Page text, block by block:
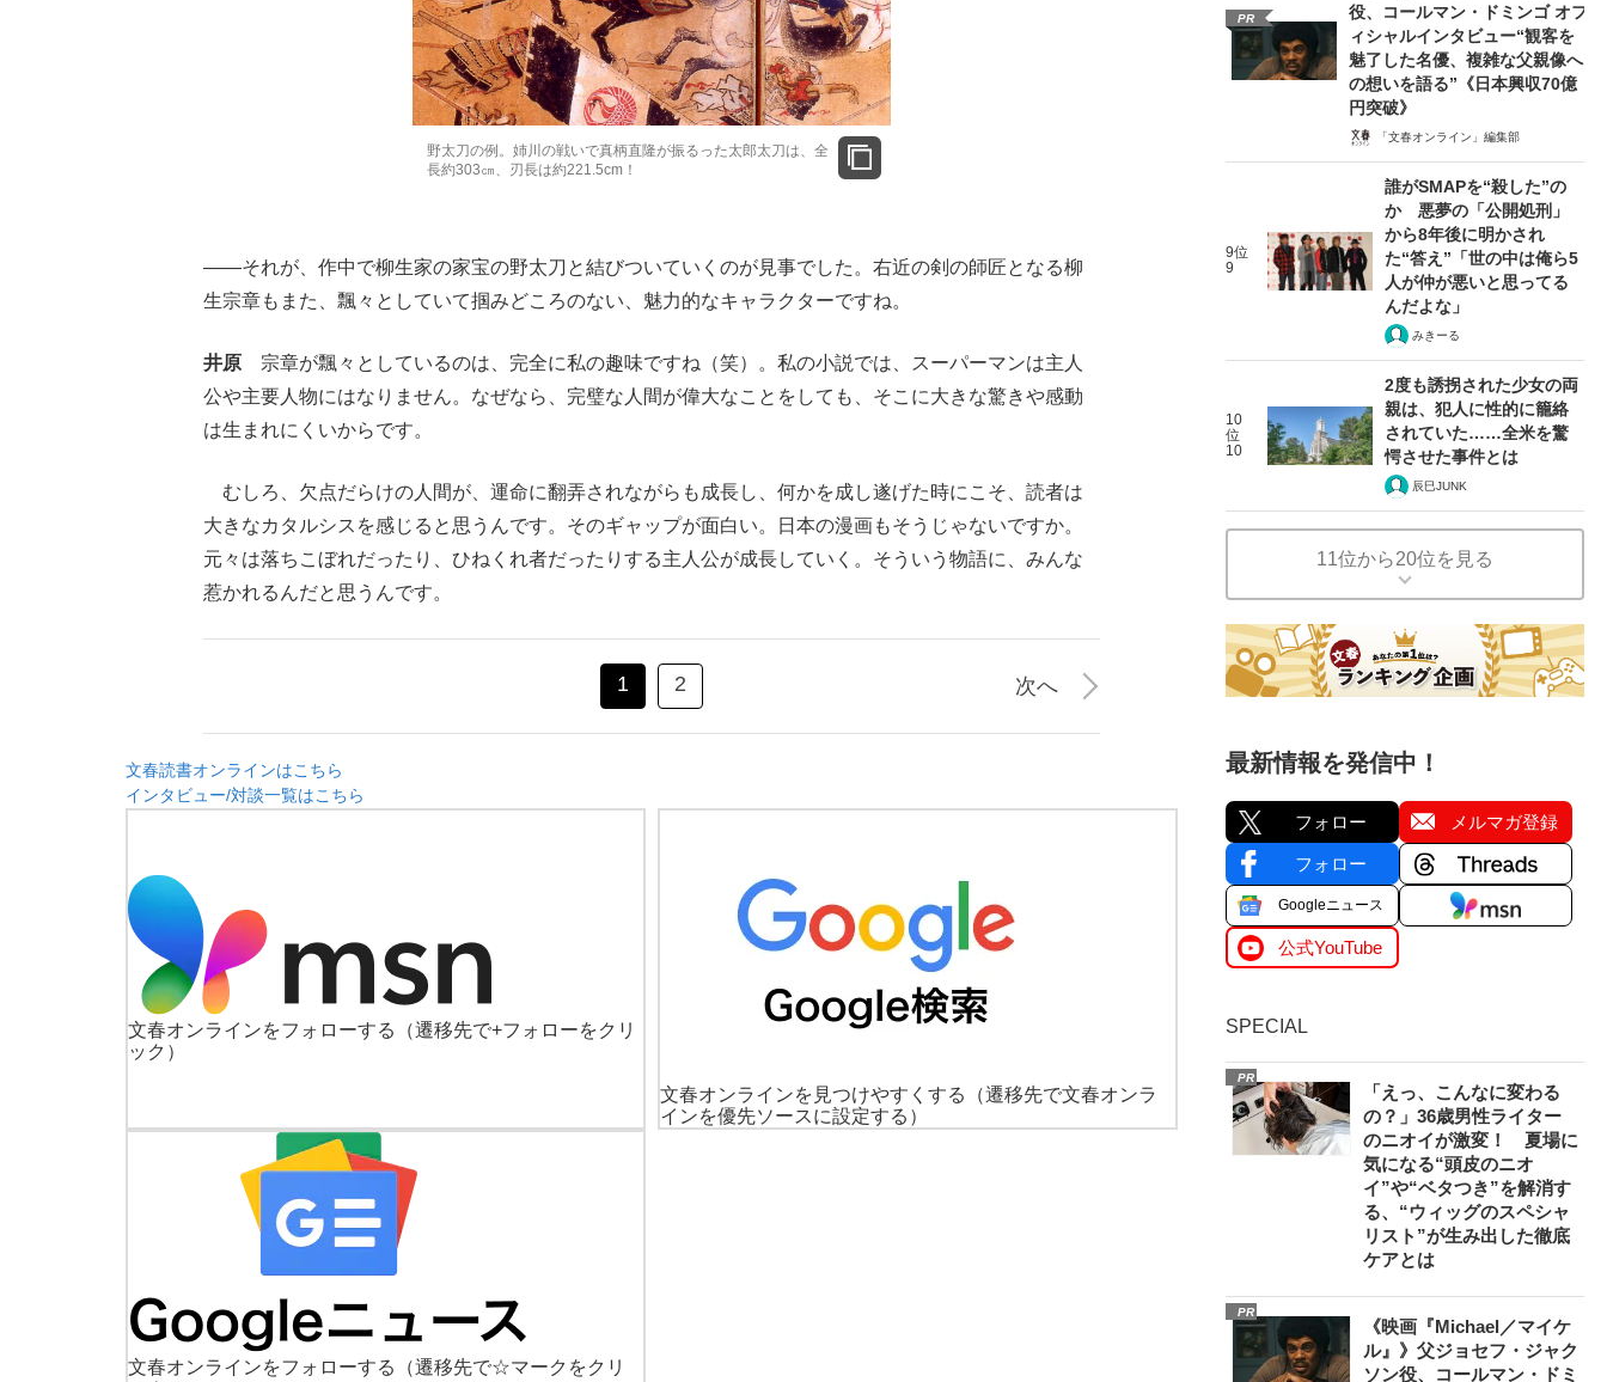
野太刀の例。姉川の戦いで真柄直隆が振るった太郎太刀は、全
長約303㎝、刃長は約221.5cm！
――それが、作中で柳生家の家宝の野太刀と結びついていくのが見事でした。右近の剣の師匠となる柳
生宗章もまた、飄々としていて掴みどころのない、魅力的なキャラクターですね。
井原 宗章が飄々としているのは、完全に私の趣味ですね（笑）。私の小説では、スーパーマンは主人
公や主要人物にはなりません。なぜなら、完璧な人間が偉大なことをしても、そこに大きな驚きや感動
は生まれにくいからです。
むしろ、欠点だらけの人間が、運命に翻弄されながらも成長し、何かを成し遂げた時にこそ、読者は
大きなカタルシスを感じると思うんです。そのギャップが面白い。日本の漫画もそうじゃないですか。
元々は落ちこぼれだったり、ひねくれ者だったりする主人公が成長していく。そういう物語に、みんな
惹かれるんだと思うんです。
1 2 次へ
文春読書オンラインはこちら
インタビュー/対談一覧はこちら
文春オンラインをフォローする
（遷移先で+フォローをクリ
ック）
文春オンラインを見つけやすくする
（遷移先で文春オンラ
インを優先ソースに設定する）
文春オンラインをフォローする
（遷移先で☆マークをクリ
PR
役、コールマン・ドミンゴ オフ
ィシャルインタビュー“観客を
魅了した名優、複雑な父親像へ
の想いを語る”《日本興収70億
円突破》
「文春オンライン」編集部
9位
9
誰がSMAPを“殺した”の
か 悪夢の「公開処刑」
から8年後に明かされ
た“答え”「世の中は俺ら5
人が仲が悪いと思ってる
んだよな」
みきーる
10
位
10
2度も誘拐された少女の両
親は、犯人に性的に籠絡
されていた……全米を驚
愕させた事件とは
辰巳JUNK
11位から20位を見る
最新情報を発信中！
フォロー メルマガ登録
フォロー
Googleニュース
公式YouTube
SPECIAL
PR
「えっ、こんなに変わる
の？」36歳男性ライター
のニオイが激変！ 夏場に
気になる“頭皮のニオ
イ”や“ベタつき”を解消す
る、“ウィッグのスペシャ
リスト”が生み出した徹底
ケアとは
PR
《映画『Michael／マイケ
ル』》父ジョセフ・ジャク
ソン役、コールマン・ドミ